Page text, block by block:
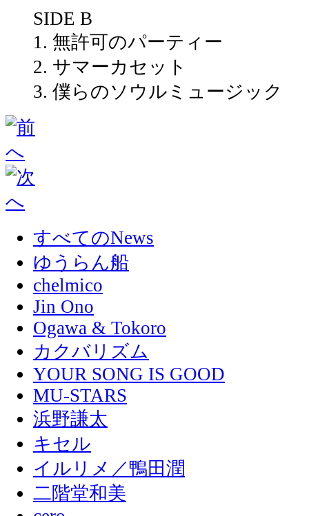
SIDE B
1. 無許可のパーティー
2. サマーカセット
3. 僕らのソウルミュージック
すべてのNews
ゆうらん船
chelmico
Jin Ono
Ogawa & Tokoro
カクバリズム
YOUR SONG IS GOOD
MU-STARS
浜野謙太
キセル
イルリメ／鴨田潤
二階堂和美